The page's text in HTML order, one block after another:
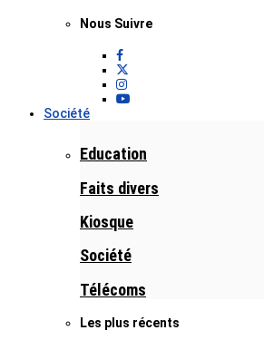
Nous Suivre
Société
Education
Faits divers
Kiosque
Société
Télécoms
Les plus récents